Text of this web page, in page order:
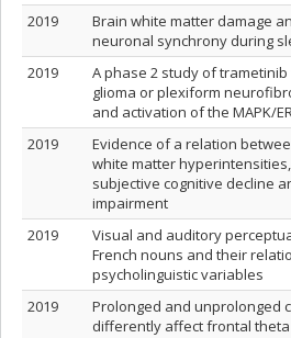
2019
Brain white matter damage
neuronal synchrony during
2019
A phase 2 study of
glioma or plexiform
and activation of the MAPK/
2019
Evidence of a relation
white matter
subjective cognitive decline
impairment
2019
Visual and auditory
French nouns and their
psycholinguistic variables
2019
Prolonged and unprolonged
differently affect frontal